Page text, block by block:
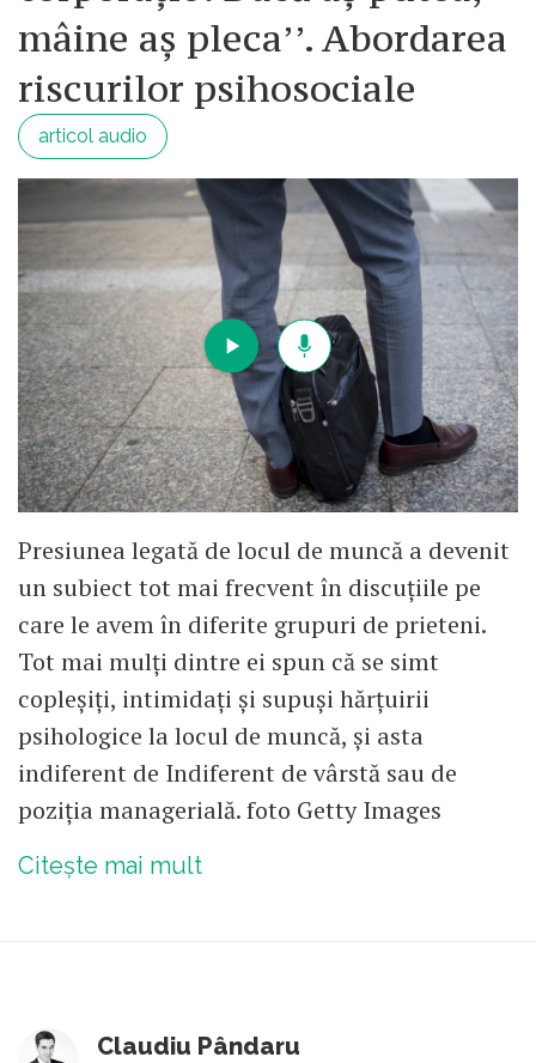
mâine aș pleca’’. Abordarea
riscurilor psihosociale
articol audio
Presiunea legată de locul de muncă a devenit
un subiect tot mai frecvent în discuțiile pe
care le avem în diferite grupuri de prieteni.
Tot mai mulți dintre ei spun că se simt
copleșiți, intimidați și supuși hărțuirii
psihologice la locul de muncă, și asta
indiferent de Indiferent de vârstă sau de
poziția managerială. foto Getty Images
Citește mai mult
Claudiu Pândaru